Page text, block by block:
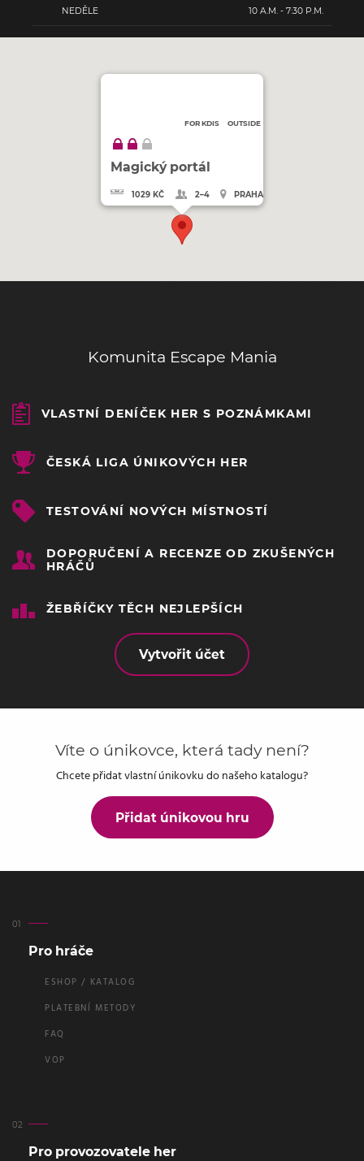
NEDĚLE 10 A.M. - 7:30 P.M.
FOR KDIS OUTSIDE
Magický portál
1029 KČ 2–4 PRAHA
Komunita Escape Mania
VLASTNÍ DENÍČEK HER S POZNÁMKAMI
ČESKÁ LIGA ÚNIKOVÝCH HER
TESTOVÁNÍ NOVÝCH MÍSTNOSTÍ
DOPORUČENÍ A RECENZE OD ZKUŠENÝCH
HRÁČŮ
ŽEBŘÍČKY TĚCH NEJLEPŠÍCH
Vytvořit účet
Víte o únikovce, která tady není?
Chcete přidat vlastní únikovku do našeho katalogu?
Přidat únikovou hru
Pro hráče
ESHOP / KATALOG
PLATEBNÍ METODY
FAQ
VOP
Pro provozovatele her